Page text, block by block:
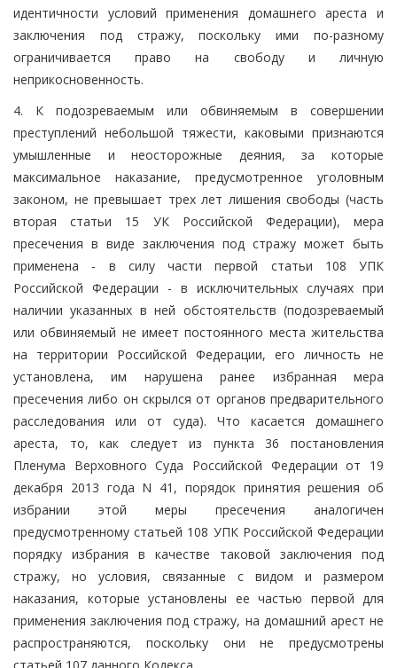
идентичности условий применения домашнего ареста и
заключения под стражу, поскольку ими по-разному
ограничивается право на свободу и личную
неприкосновенность.
4. К подозреваемым или обвиняемым в совершении
преступлений небольшой тяжести, каковыми признаются
умышленные и неосторожные деяния, за которые
максимальное наказание, предусмотренное уголовным
законом, не превышает трех лет лишения свободы (часть
вторая статьи 15 УК Российской Федерации), мера
пресечения в виде заключения под стражу может быть
применена - в силу части первой статьи 108 УПК
Российской Федерации - в исключительных случаях при
наличии указанных в ней обстоятельств (подозреваемый
или обвиняемый не имеет постоянного места жительства
на территории Российской Федерации, его личность не
установлена, им нарушена ранее избранная мера
пресечения либо он скрылся от органов предварительного
расследования или от суда). Что касается домашнего
ареста, то, как следует из пункта 36 постановления
Пленума Верховного Суда Российской Федерации от 19
декабря 2013 года N 41, порядок принятия решения об
избрании этой меры пресечения аналогичен
предусмотренному статьей 108 УПК Российской Федерации
порядку избрания в качестве таковой заключения под
стражу, но условия, связанные с видом и размером
наказания, которые установлены ее частью первой для
применения заключения под стражу, на домашний арест не
распространяются, поскольку они не предусмотрены